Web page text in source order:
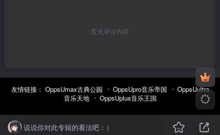
暂无评论内容
友情链接： OppsUmax古典公园 OppsUpro音乐帝国
OppsUultra
音乐天地
OppsUplus音乐王国
说说你对此专辑的看法吧：）